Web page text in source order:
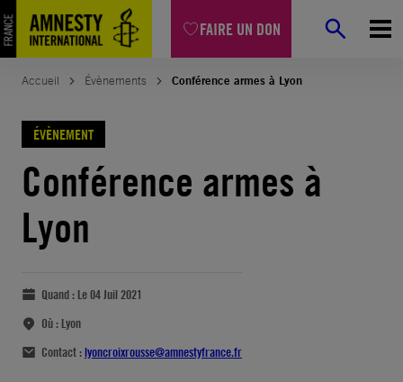
FAIRE UN DON
Accueil Évènements Conférence armes à Lyon
ÉVÈNEMENT
Conférence armes à
Lyon
Quand : Le 04 Juil 2021
Où : Lyon
Contact :lyoncroixrousse@amnestyfrance.fr